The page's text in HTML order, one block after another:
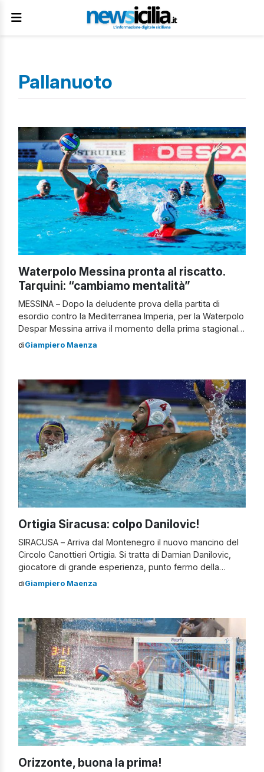
Pallanuoto
Waterpolo Messina pronta al riscatto.
Tarquini: “cambiamo mentalità”
MESSINA – Dopo la deludente prova della partita di
esordio contro la Mediterranea Imperia, per la Waterpolo
Despar Messina arriva il momento della prima stagionale
in campionato alla piscina Cappuccini. L’avversario di
mano della Rari Nantes Bogliasco. Un test importante per
le ragazze […]
diGiampiero Maenza
Ortigia Siracusa: colpo Danilovic!
SIRACUSA – Arriva dal Montenegro il nuovo mancino del
Circolo Canottieri Ortigia. Si tratta di Damian Danilovic,
giocatore di grande esperienza, punto fermo della
nazionale balcanica con la quale ha conquistato anche un
League del 2009. Il trentaduenne […]
diGiampiero Maenza
Orizzonte, buona la prima!